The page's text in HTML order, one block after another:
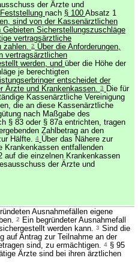
der Ärzte und
nach § 100 Absatz 1
sind von der Kassenärztlichen
Gebieten Sicherstellungszuschläge
vertragsärztliche
zahlen. 2 Über die Anforderungen,
vertragsärztlichen
werden, und über die Höhe der
je berechtigten
entscheidet der
Ärzte und Krankenkassen. 3
Die für
Kassenärztliche Vereinigung
die an diese Kassenärztliche
nach Maßgabe des
§ 83 oder § 87a entrichten, tragen
Zahlbetrag an den
Hälfte. 4 Über das Nähere zur
Krankenkassen entfallenden
auf die einzelnen Krankenkassen
der Ärzte und
Ausnahmefällen eigene
2
Ein begründeter Ausnahmefall
werden kann. 3 Sind die
auf Antrag zur Teilnahme an der
sind, zu ermächtigen. 4 § 95
Ärzte sind bei ihren ärztlichen